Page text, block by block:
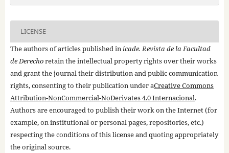
LICENSE
The authors of articles published in icade. Revista de la Facultad
de Derechoretain the intellectual property rights over their works
and grant the journal their distribution and public communication
rights, consenting to their publication under aCreative Commons
Attribution-NonCommercial-NoDerivates 4.0 Internacional.
Authors are encouraged to publish their work on the Internet (for
example, on institutional or personal pages, repositories, etc.)
respecting the conditions of this license and quoting appropriately
the original source.